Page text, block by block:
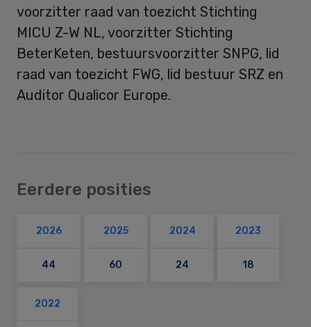
voorzitter raad van toezicht Stichting
MICU Z-W NL, voorzitter Stichting
BeterKeten, bestuursvoorzitter SNPG, lid
raad van toezicht FWG, lid bestuur SRZ en
Auditor Qualicor Europe.
Eerdere posities
2026
44
2025
60
2024
24
2023
18
2022